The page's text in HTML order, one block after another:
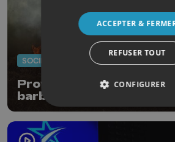
SOCIÉTÉ
Province : interdiction
barbecues et feux
ACCEPTER &
REFUSER TOUT
CONFIGURER